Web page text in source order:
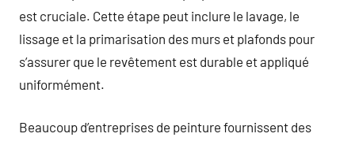
est cruciale. Cette étape peut inclure le lavage, le
lissage et la primarisation des murs et plafonds pour
s’assurer que le revêtement est durable et appliqué
uniformément.
Beaucoup d’entreprises de peinture fournissent des